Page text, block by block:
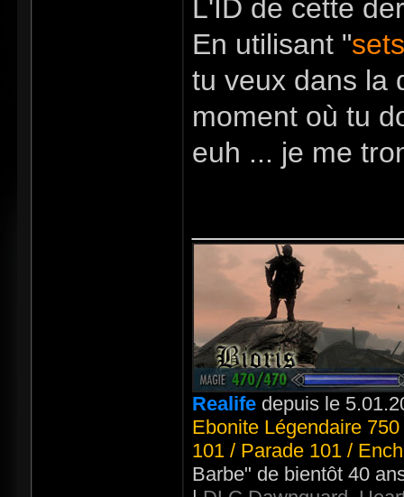
L'ID de cette
En utilisant "
tu veux dans la
moment où tu
euh ... je me
Realife depuis le
Ebonite Légendaire
101 / Parade 101 /
Barbe" de bientôt 40